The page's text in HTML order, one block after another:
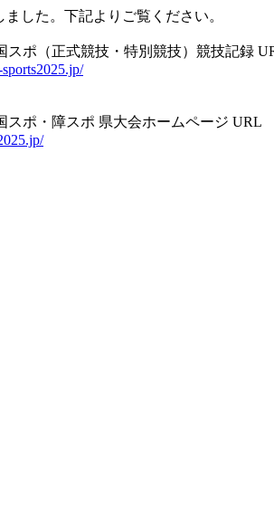
した。下記よりご覧ください。
ポ（正式競技・特別競技）競技記録
ポ・障スポ 県大会ホームページ URL